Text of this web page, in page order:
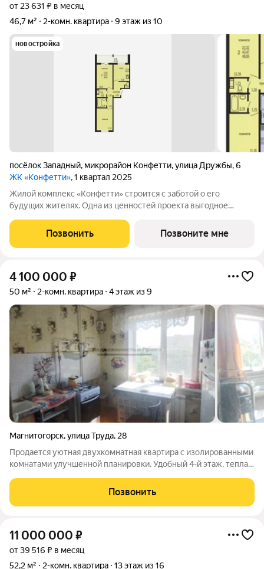
от 23 631 ₽ в месяц
46,7 м²
2-комн. квартира 9 этаж из 10
новостройка
посёлок Западный, микрорайон Конфетти,улица Дружбы,6
ЖК «Конфетти», 1 квартал 2025
Жилой комплекс «Конфетти» строится с заботой о его
будущих жителях. Одна из ценностей проекта выгодное
квартал находится рядом с лесопарковой зоной, в 20 минутах
езды от центра Челябинска в западном
Позвонить Позвоните мне
4 100 000 ₽
50 м² 2-комн. квартира 4 этаж из 9
Магнитогорск,улица Труда, 28
Продается уютная двухкомнатная квартира с изолированными
комнатами улучшенной планировки. Удобный 4-й этаж, теплая,
дома, вся инфраструктура в шаговой доступности! Во дворе
школа 62, детские
Позвонить
11 000 000 ₽
от 39 516 ₽ в месяц
52,2 м²
2-комн. квартира 13 этаж из 16